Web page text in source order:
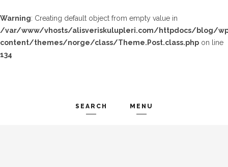
Warning: Creating default object from empty value in
/var/www/vhosts/alisveriskulupleri.com/httpdocs/blog/
content/themes/norge/class/Theme.Post.class.php on line
134
SEARCH MENU